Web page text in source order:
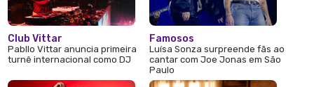
Club Vittar
Pabllo Vittar anuncia primeira
turnê internacional como DJ
Famosos
Luísa Sonza surpreende fãs ao
cantar com Joe Jonas em São
Paulo